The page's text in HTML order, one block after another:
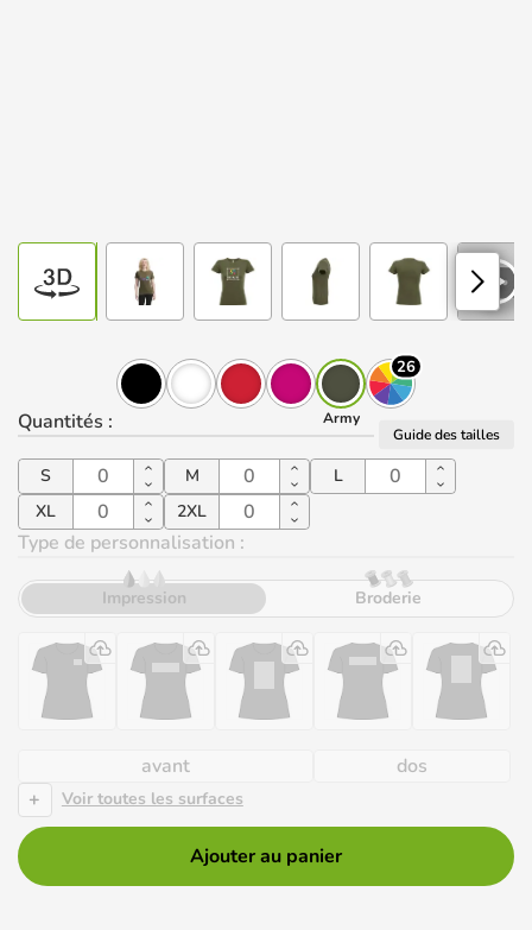
Army
26
Quantités : Guide des tailles
S M
L
XL
2XL
Type de personnalisation :
Impression Broderie
avant
dos
+
Voir toutes les surfaces
Ajouter au panier